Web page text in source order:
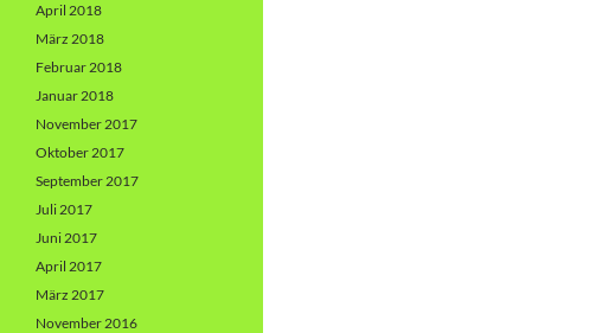
April 2018
März 2018
Februar 2018
Januar 2018
November 2017
Oktober 2017
September 2017
Juli 2017
Juni 2017
April 2017
März 2017
November 2016